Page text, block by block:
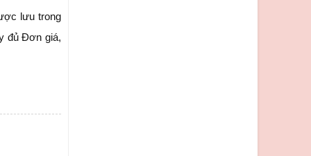
lưu trong
đủ Đơn giá,